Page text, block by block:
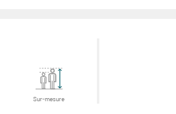
Sur-mesure